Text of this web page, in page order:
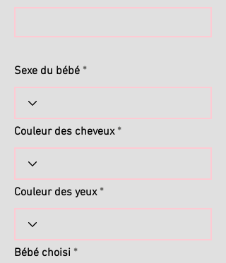
Sexe du bébé
Couleur des cheveux
Couleur des yeux
Bébé choisi